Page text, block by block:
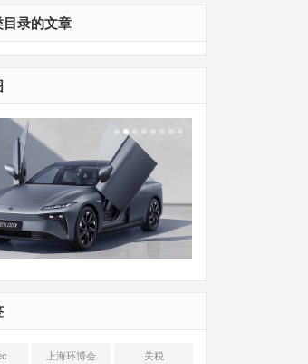
目录的文章
上海环博会 关税